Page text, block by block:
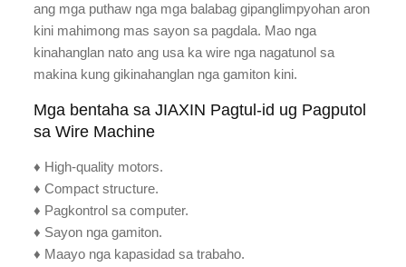
ang mga puthaw nga mga balabag gipanglimpyohan aron
kini mahimong mas sayon sa pagdala. Mao nga
kinahanglan nato ang usa ka wire nga nagatunol sa
makina kung gikinahanglan nga gamiton kini.
Mga bentaha sa JIAXIN Pagtul-id ug Pagputol
sa Wire Machine
♦ High-quality motors.
♦ Compact structure.
♦ Pagkontrol sa computer.
♦ Sayon nga gamiton.
♦ Maayo nga kapasidad sa trabaho.